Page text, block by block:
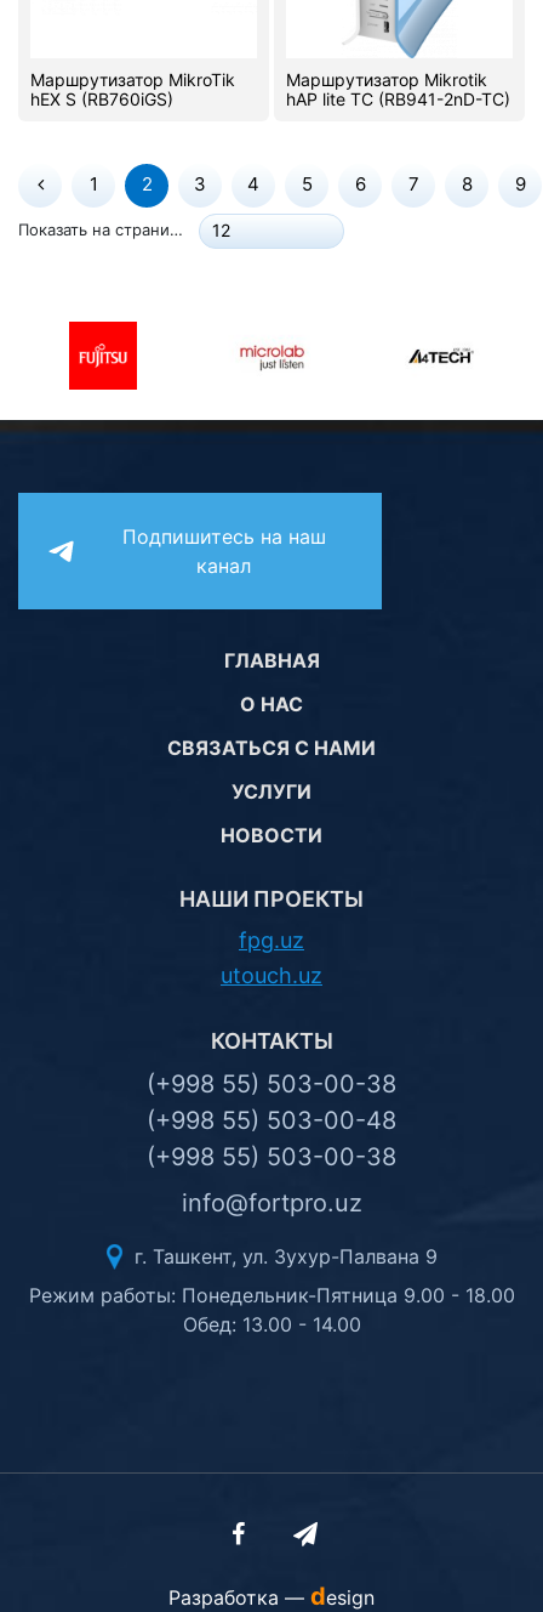
Маршрутизатор MikroTik
hEX S (RB760iGS)
Маршрутизатор Mikrotik
hAP lite TC (RB941-2nD-TC)
1 2 3 4 5 6 7 8 9
Показать на странице: 12
Подпишитесь на наш
канал
ГЛАВНАЯ
О НАС
СВЯЗАТЬСЯ С НАМИ
УСЛУГИ
НОВОСТИ
НАШИ ПРОЕКТЫ
fpg.uz
utouch.uz
КОНТАКТЫ
(+998 55) 503-00-38
(+998 55) 503-00-48
(+998 55) 503-00-38
info@fortpro.uz
г. Ташкент, ул. Зухур-Палвана 9
Режим работы: Понедельник-Пятница 9.00 - 18.00
Обед: 13.00 - 14.00
Разработка — design